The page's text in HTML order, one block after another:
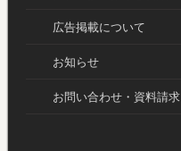
広告掲載について
お知らせ
お問い合わせ・資料請求